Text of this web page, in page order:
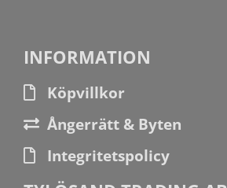
INFORMATION
Köpvillkor
Ångerrätt & Byten
Integritetspolicy